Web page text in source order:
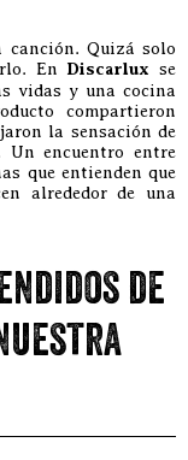
canción. Quizá solo
En Discarlux se
vidas y una cocina
compartieron
la sensación de
Un encuentro entre
que entienden que
alrededor de una
de